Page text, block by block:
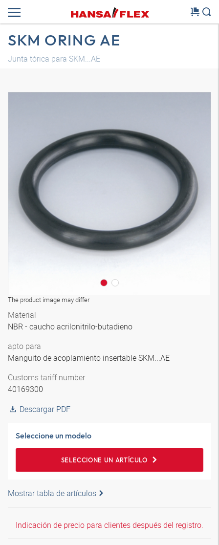
SKM ORING AE
Junta tórica para SKM...AE
The product image may differ
Material
NBR - caucho acrilonitrilo-butadieno
apto para
Manguito de acoplamiento insertable SKM...AE
Customs tariff number
40169300
Descargar PDF
Seleccione un modelo
SELECCIONE UN ARTÍCULO
Mostrar tabla de artículos
Indicación de precio para clientes después del registro.